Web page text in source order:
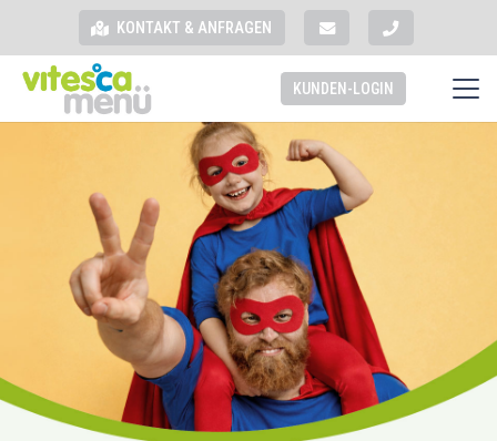
KONTAKT & ANFRAGEN
KUNDEN-LOGIN